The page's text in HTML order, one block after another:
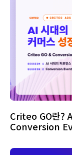
Criteo GO란?
Conversion